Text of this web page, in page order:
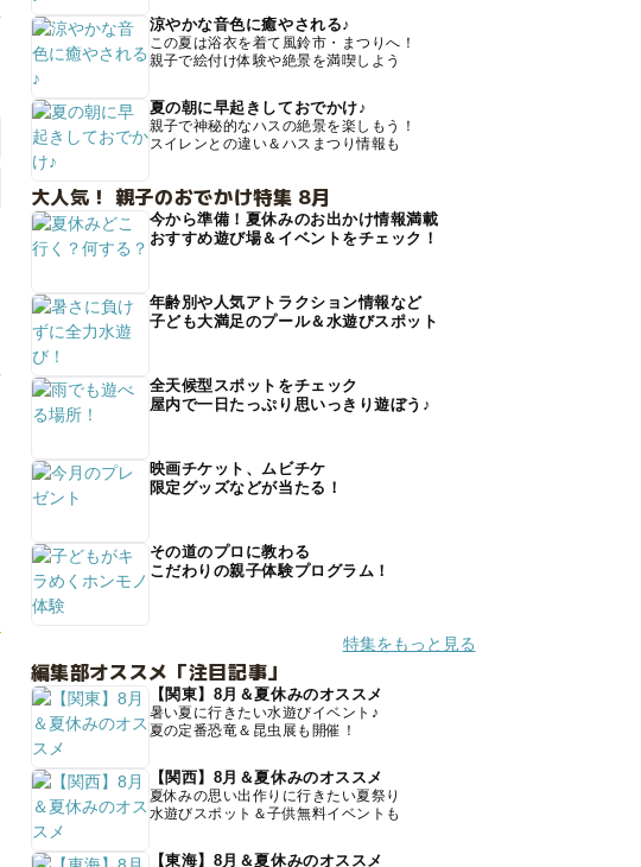
涼やかな音色に癒やされる♪
この夏は浴衣を着て風鈴市・まつりへ！
親子で絵付け体験や絶景を満喫しよう
夏の朝に早起きしておでかけ♪
親子で神秘的なハスの絶景を楽しもう！
スイレンとの違い＆ハスまつり情報も
大人気！ 親子のおでかけ特集 8月
今から準備！夏休みのお出かけ情報満載
おすすめ遊び場＆イベントをチェック！
年齢別や人気アトラクション情報など
子ども大満足のプール＆水遊びスポット
全天候型スポットをチェック
屋内で一日たっぷり思いっきり遊ぼう♪
映画チケット、ムビチケ
限定グッズなどが当たる！
その道のプロに教わる
こだわりの親子体験プログラム！
特集をもっと見る
編集部オススメ「注目記事」
【関東】8月＆夏休みのオススメ
暑い夏に行きたい水遊びイベント♪
夏の定番恐竜＆昆虫展も開催！
【関西】8月＆夏休みのオススメ
夏休みの思い出作りに行きたい夏祭り
水遊びスポット＆子供無料イベントも
【東海】8月＆夏休みのオススメ